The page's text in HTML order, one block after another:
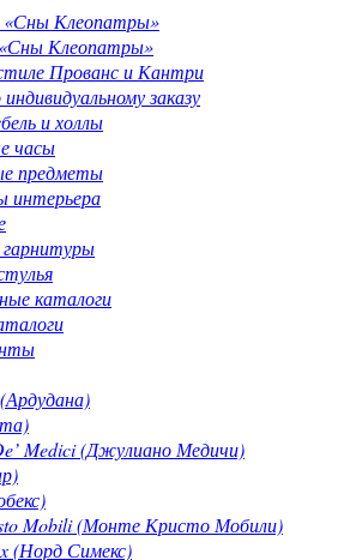
Клеопатры»
Клеопатры»
Прованс и Кантри
заказу
и холлы
часы
предметы
интерьера
каталоги
Medici (Джулиано Медичи)
Mobili (Монте Кристо Мобили)
(Норд Симекс)